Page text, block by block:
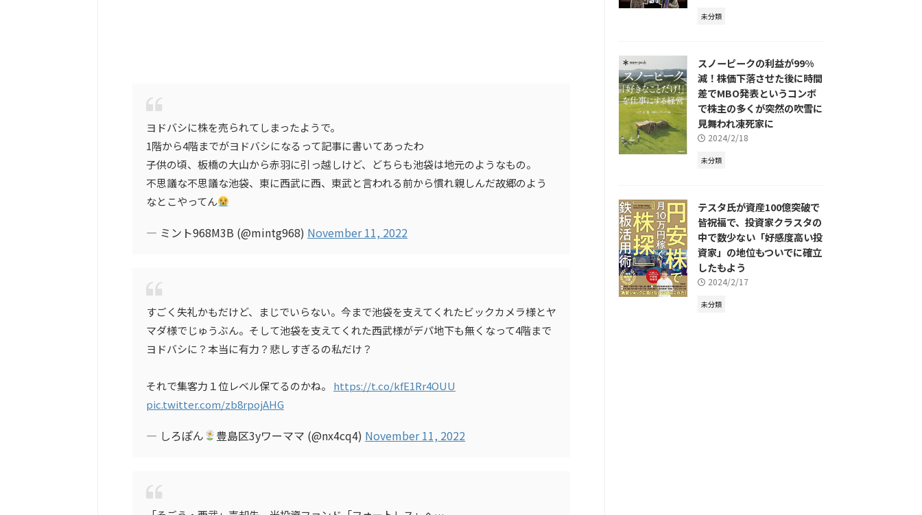
ヨドバシに株を売られてしまったようで。
1階から4階までがヨドバシになるって記事に書いてあったわ
子供の頃、板橋の大山から赤羽に引っ越しけど、どちらも池袋は地元のようなもの。
不思議な不思議な池袋、東に西武に西、東武と言われる前から慣れ親しんだ故郷のよう
なとこやってん
— ミント968M3B (@mintg968) November 11, 2022
すごく失礼かもだけど、まじでいらない。今まで池袋を支えてくれたビックカメラ様とヤ
マダ様でじゅうぶん。そして池袋を支えてくれた西武様がデパ地下も無くなって4階まで
ヨドバシに？本当に有力？悲しすぎるの私だけ？
それで集客力１位レベル保てるのかね。 https://t.co/kfE1Rr4OUU
pic.twitter.com/zb8rpojAHG
— しろぽん 豊島区3yワーママ (@nx4cq4) November 11, 2022
未分類
スノーピークの利益が99%
減！株価下落させた後に時間
差でMBO発表というコンボ
で株主の多くが突然の吹雪に
見舞われ凍死家に
2024/2/18
未分類
テスタ氏が資産100億突破で
皆祝福で、投資家クラスタの
中で数少ない「好感度高い投
資家」の地位もついでに確立
したもよう
2024/2/17
未分類